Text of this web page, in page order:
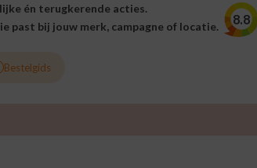
én terugkerende acties.
past bij jouw merk, campagne of locatie.
Bestelgids
8.8